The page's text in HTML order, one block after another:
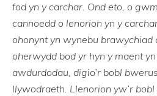
fod yn y carchar. Ond eto, o
cannoedd o lenorion yn y
ohonynt yn wynebu brawychiad
oherwydd bod yr hyn y maent
awdurdodau, digio’r bobl
llywodraeth. Llenorion yw’r